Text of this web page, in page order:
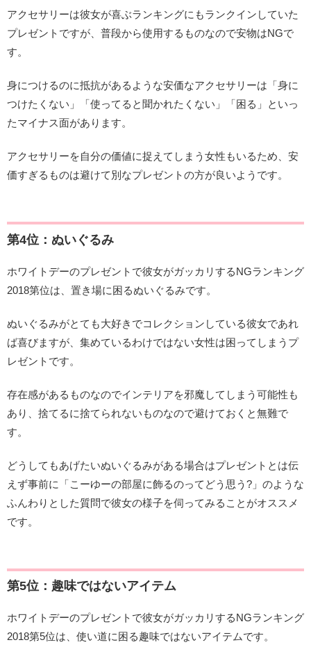
アクセサリーは彼女が喜ぶランキングにもランクインしていた
プレゼントですが、普段から使用するものなので安物はNGで
す。
身につけるのに抵抗があるような安価なアクセサリーは「身に
つけたくない」「使ってると聞かれたくない」「困る」といっ
たマイナス面があります。
アクセサリーを自分の価値に捉えてしまう女性もいるため、安
価すぎるものは避けて別なプレゼントの方が良いようです。
第4位：ぬいぐるみ
ホワイトデーのプレゼントで彼女がガッカリするNGランキング
2018第位は、置き場に困るぬいぐるみです。
ぬいぐるみがとても大好きでコレクションしている彼女であれ
ば喜びますが、集めているわけではない女性は困ってしまうプ
レゼントです。
存在感があるものなのでインテリアを邪魔してしまう可能性も
あり、捨てるに捨てられないものなので避けておくと無難で
す。
どうしてもあげたいぬいぐるみがある場合はプレゼントとは伝
えず事前に「こーゆーの部屋に飾るのってどう思う?」のような
ふんわりとした質問で彼女の様子を伺ってみることがオススメ
です。
第5位：趣味ではないアイテム
ホワイトデーのプレゼントで彼女がガッカリするNGランキング
2018第5位は、使い道に困る趣味ではないアイテムです。